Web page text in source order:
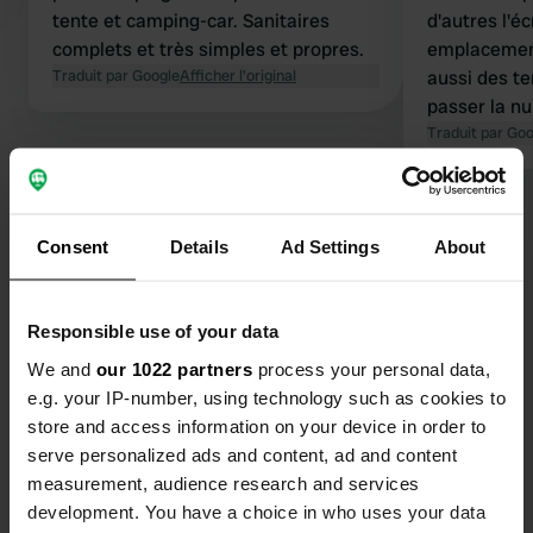
Consent Details Ad Settings About
Responsible use of your data
We and our 1022 partners process your personal data,
e.g. your IP-number, using technology such as cookies to
store and access information on your device in order to
serve personalized ads and content, ad and content
measurement, audience research and services
development. You have a choice in who uses your data
tente et camping-car. Sanitaires
complets et très simples et propres.
Traduit par GoogleAfficher l'original
d'autres
aussi des
passer la
Ce ne
plusieurs
pour une
aurait
Traduit par
Contact
Emplacement